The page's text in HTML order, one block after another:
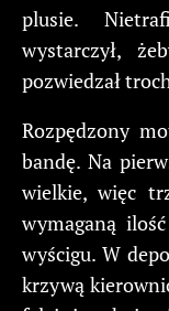
plusie.
wystarczył,
pozwiedzał
Rozpędzony
bandę. Na
wielkie, więc
wymaganą
wyścigu. W
krzywą